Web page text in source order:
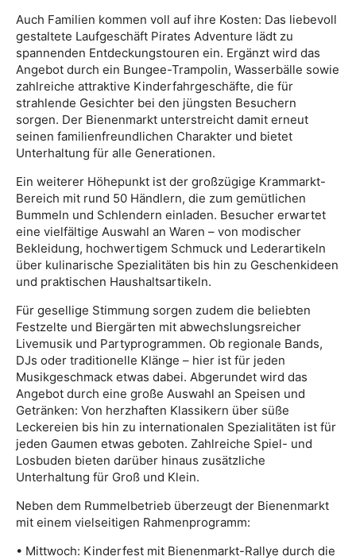
Auch Familien kommen voll auf ihre Kosten: Das liebevoll
gestaltete Laufgeschäft Pirates Adventure lädt zu
spannenden Entdeckungstouren ein. Ergänzt wird das
Angebot durch ein Bungee-Trampolin, Wasserbälle sowie
zahlreiche attraktive Kinderfahrgeschäfte, die für
strahlende Gesichter bei den jüngsten Besuchern
sorgen. Der Bienenmarkt unterstreicht damit erneut
seinen familienfreundlichen Charakter und bietet
Unterhaltung für alle Generationen.
Ein weiterer Höhepunkt ist der großzügige Krammarkt-
Bereich mit rund 50 Händlern, die zum gemütlichen
Bummeln und Schlendern einladen. Besucher erwartet
eine vielfältige Auswahl an Waren – von modischer
Bekleidung, hochwertigem Schmuck und Lederartikeln
über kulinarische Spezialitäten bis hin zu Geschenkideen
und praktischen Haushaltsartikeln.
Für gesellige Stimmung sorgen zudem die beliebten
Festzelte und Biergärten mit abwechslungsreicher
Livemusik und Partyprogrammen. Ob regionale Bands,
DJs oder traditionelle Klänge – hier ist für jeden
Musikgeschmack etwas dabei. Abgerundet wird das
Angebot durch eine große Auswahl an Speisen und
Getränken: Von herzhaften Klassikern über süße
Leckereien bis hin zu internationalen Spezialitäten ist für
jeden Gaumen etwas geboten. Zahlreiche Spiel- und
Losbuden bieten darüber hinaus zusätzliche
Unterhaltung für Groß und Klein.
Neben dem Rummelbetrieb überzeugt der Bienenmarkt
mit einem vielseitigen Rahmenprogramm:
• Mittwoch: Kinderfest mit Bienenmarkt-Rallye durch die